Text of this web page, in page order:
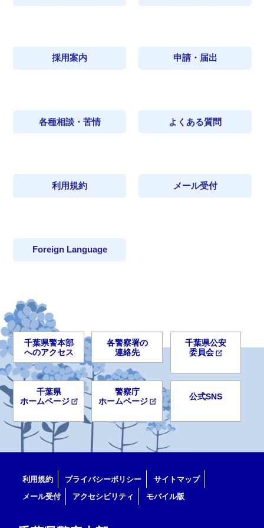
採用案内 申請・届出
各種相談・苦情 よくある質問
利用規約 メール受付
Foreign Language
千葉県警本部
へのアクセス
各警察署の
連絡先
千葉県公安
委員会
千葉県
ホームページ
警察庁
ホームページ
公式SNS
利用規約 プライバシーポリシー
サイトマップ
メール受付
アクセシビリティ モバイル版